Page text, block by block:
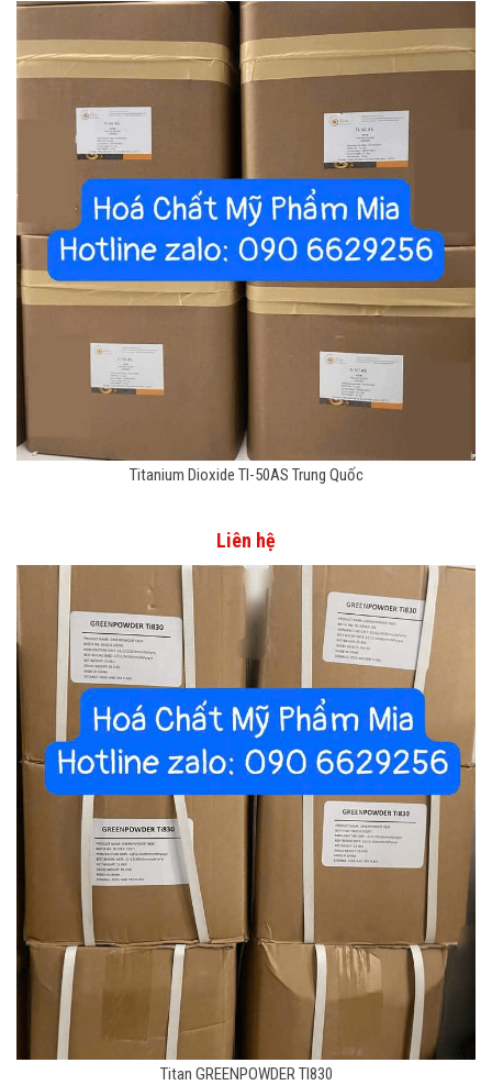
Titanium Dioxide TI-50AS Trung Quốc
Liên hệ
Titan GREENPOWDER TI830